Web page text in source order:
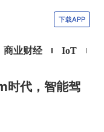
下载APP
商业财经 IoT
时代，智能驾